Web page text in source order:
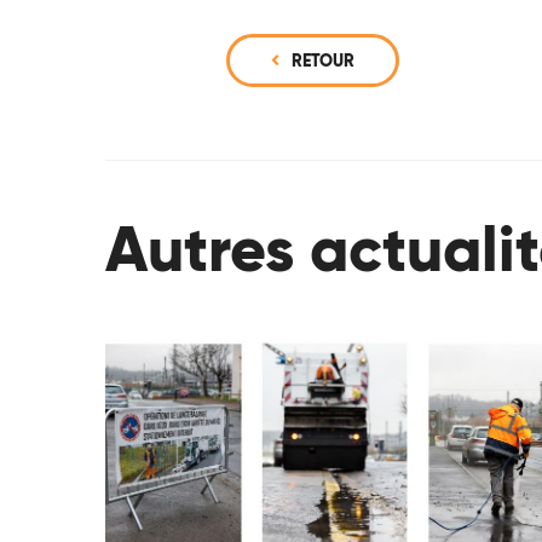
RETOUR
Autres